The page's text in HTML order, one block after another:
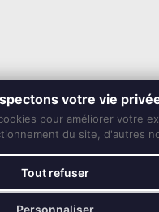
votre vie
pour améliorer votre
du site, d'autres
Tout refuser
Personnaliser